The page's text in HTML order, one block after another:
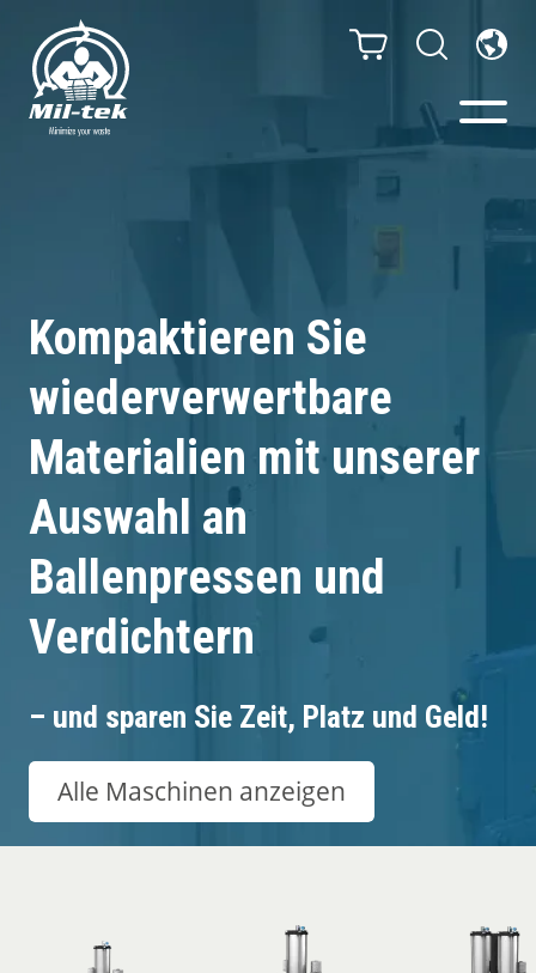
Ballenpressen & Verdichter
Abfallsortiersystem
Ihr Unternehmen
Material
Kundenerfahrungen
Kontakt
Kompaktieren Sie
wiederverwertbare
Materialien mit unserer
Auswahl an
Ballenpressen und
Verdichtern
– und sparen Sie Zeit, Platz und Geld!
Alle Maschinen anzeigen